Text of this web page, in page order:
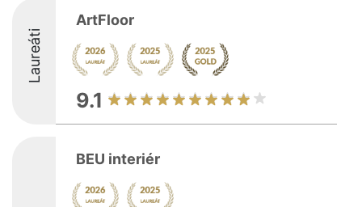
Laureáti
ArtFloor
9.1
BEU interiér